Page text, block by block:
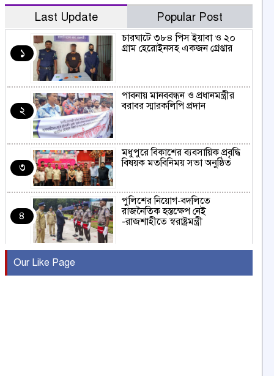
Last Update Popular Post
১
চারঘাটে ৩৮৪ পিস ইয়াবা ও ২০
গ্রাম হেরোইনসহ একজন গ্রেপ্তার
২
পাবনায় মানববন্ধন ও প্রধানমন্ত্রীর
বরাবর স্মারকলিপি প্রদান
৩
মধুপুরে বিকাশের ব্যবসায়িক প্রবৃদ্ধি
বিষয়ক মতবিনিময় সভা অনুষ্ঠিত
৪
পুলিশের নিয়োগ-বদলিতে
রাজনৈতিক হস্তক্ষেপ নেই
-রাজশাহীতে স্বরাষ্ট্রমন্ত্রী
৫
Our Like Page